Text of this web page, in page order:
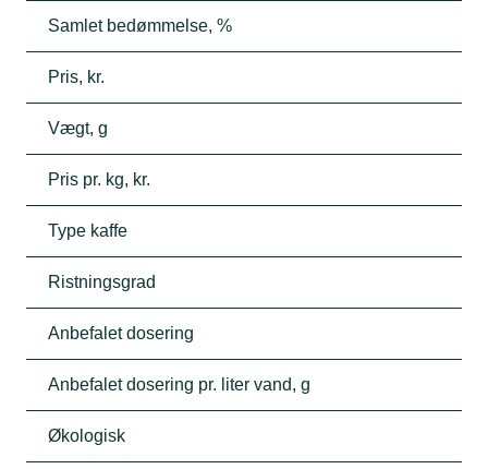
Samlet bedømmelse, %
Pris, kr.
Vægt, g
Pris pr. kg, kr.
Type kaffe
Ristningsgrad
Anbefalet dosering
Anbefalet dosering pr. liter vand, g
Økologisk